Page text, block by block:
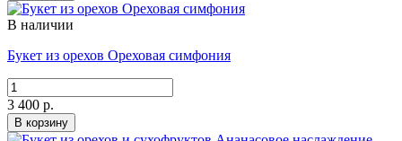
В наличии
Букет из орехов Ореховая симфония
3 400 р.
В корзину